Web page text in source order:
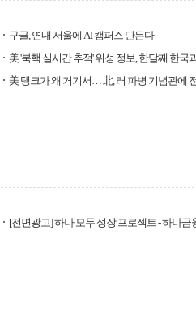
구글, 연내 서울에 AI 캠퍼스 만든다
美 '북핵 실시간 추적' 위성 정보, 한달째 한국
美 탱크가 왜 거기서… 北, 러 파병 기념관에
[전면광고] 하나 모두 성장 프로젝트 - 하나금